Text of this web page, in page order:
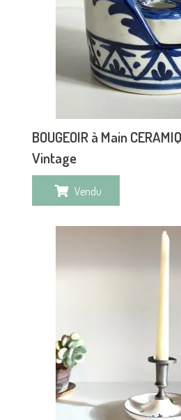
BOUGEOIR à Main
Vintage
Vendu